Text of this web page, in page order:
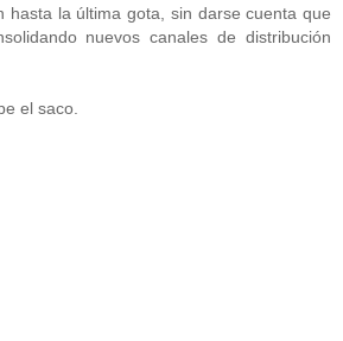
hasta la última gota, sin darse cuenta que
nuevos canales de distribución
el saco.